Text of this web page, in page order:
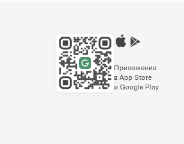
Приложение
в App Store
и Google Play